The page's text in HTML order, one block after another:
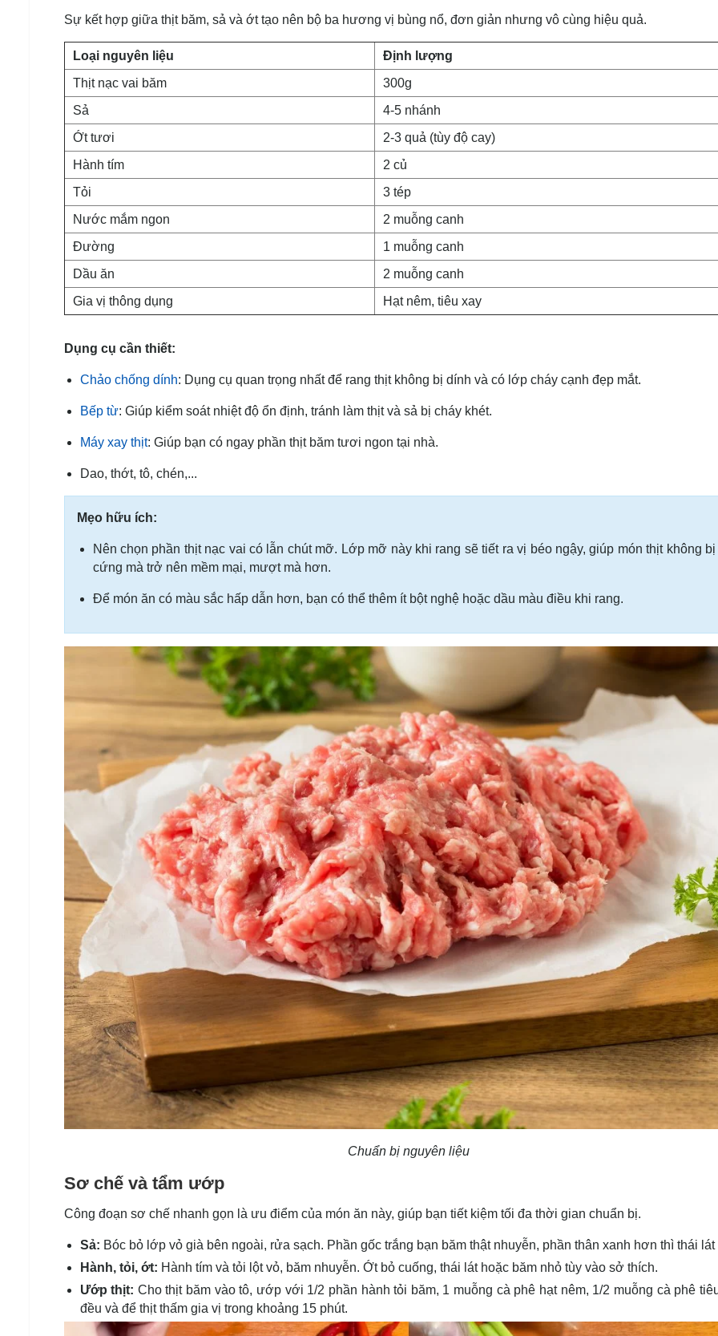
Sự kết hợp giữa thịt băm, sả và ớt tạo nên bộ ba hương vị bùng nổ, đơn giản nhưng vô cùng hiệu quả.
Loại nguyên liệu
Định lượng
Thịt nạc vai băm
300g
Sả
4-5 nhánh
Ớt tươi
2-3 quả (tùy độ cay)
Hành tím
2 củ
Tỏi
3 tép
Nước mắm ngon
2 muỗng canh
Đường
1 muỗng canh
Dầu ăn
2 muỗng canh
Gia vị thông dụng
Hạt nêm, tiêu xay
Dụng cụ cần thiết:
Chảo chống dính: Dụng cụ quan trọng nhất để rang thịt không bị dính và có lớp cháy cạnh đẹp mắt.
Bếp từ: Giúp kiểm soát nhiệt độ ổn định, tránh làm thịt và sả bị cháy khét.
Máy xay thịt: Giúp bạn có ngay phần thịt băm tươi ngon tại nhà.
Dao, thớt, tô, chén,...
Mẹo hữu ích:
Nên chọn phần thịt nạc vai có lẫn chút mỡ. Lớp mỡ này khi rang sẽ tiết ra vị béo ngậy, giúp món thịt không
cứng mà trở nên mềm mại, mượt mà hơn.
Để món ăn có màu sắc hấp dẫn hơn, bạn có thể thêm ít bột nghệ hoặc dầu màu điều khi rang.
Chuẩn bị nguyên liệu
Sơ chế và tẩm ướp
Công đoạn sơ chế nhanh gọn là ưu điểm của món ăn này, giúp bạn tiết kiệm tối đa thời gian chuẩn bị.
Sả: Bóc bỏ lớp vỏ già bên ngoài, rửa sạch. Phần gốc trắng bạn băm thật nhuyễn, phần thân xanh hơn thì thái lát
Hành, tỏi, ớt: Hành tím và tỏi lột vỏ, băm nhuyễn. Ớt bỏ cuống, thái lát hoặc băm nhỏ tùy vào sở thích.
Ướp thịt: Cho thịt băm vào tô, ướp với 1/2 phần hành tỏi băm, 1 muỗng cà phê hạt nêm, 1/2 muỗng cà phê
đều và để thịt thấm gia vị trong khoảng 15 phút.